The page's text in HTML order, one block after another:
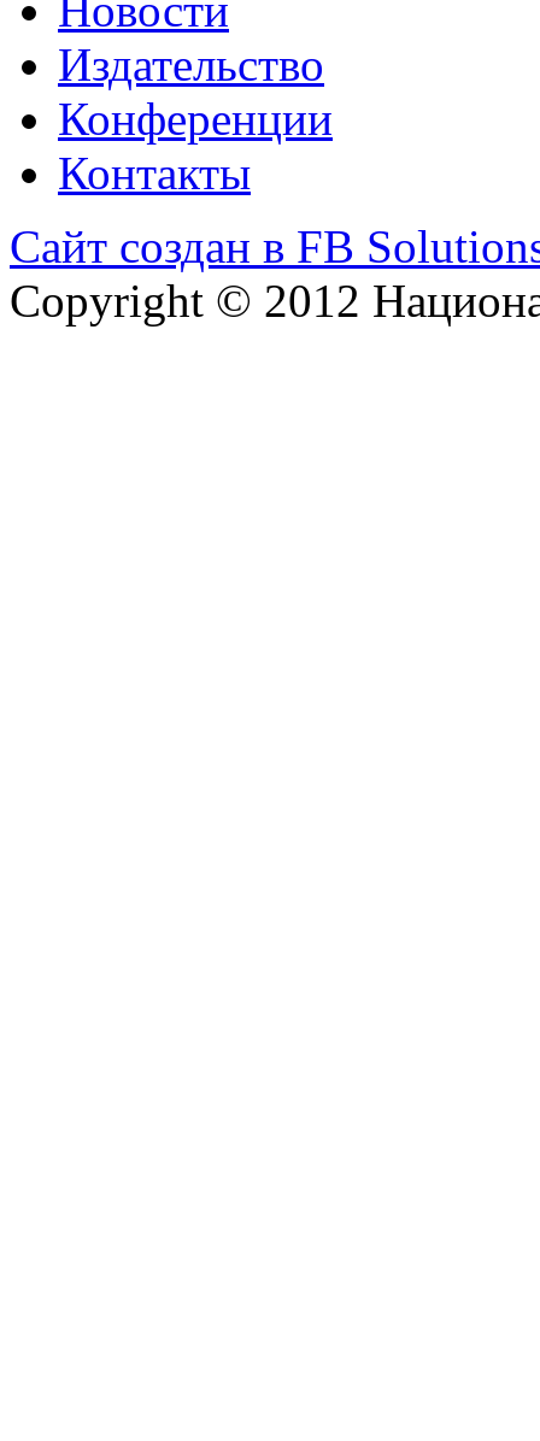
Новости
Издательство
Конференции
Контакты
Сайт создан в FB
Copyright © 2012